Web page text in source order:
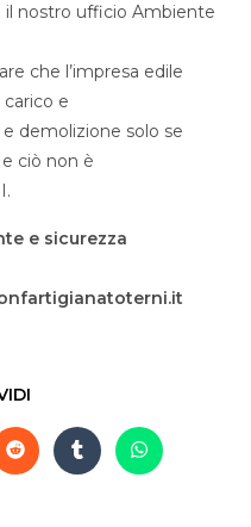
nostro ufficio Ambiente
che l’impresa edile
e
demolizione solo se
ciò non è
e sicurezza